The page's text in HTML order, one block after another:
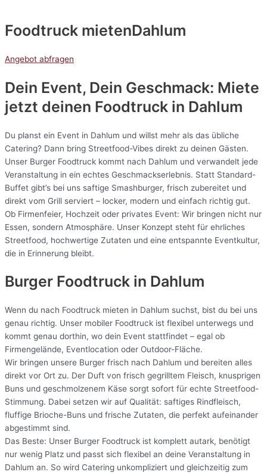
Foodtruck mietenDahlum
Angebot abfragen
Dein Event, Dein Geschmack: Miete
jetzt deinen Foodtruck in Dahlum
Du planst ein Event in Dahlum und willst mehr als das übliche
Catering? Dann bring Streetfood-Vibes direkt zu deinen Gästen.
Unser Burger Foodtruck kommt nach Dahlum und verwandelt jede
Veranstaltung in ein echtes Geschmackserlebnis. Statt Standard-
Buffet gibt’s bei uns saftige Smashburger, frisch zubereitet und
direkt vom Grill serviert – locker, modern und einfach richtig gut.
Ob Firmenfeier, Hochzeit oder privates Event: Wir bringen nicht nur
Essen, sondern Atmosphäre. Unser Konzept steht für ehrliches
Streetfood, hochwertige Zutaten und eine entspannte Eventkultur,
die in Erinnerung bleibt.
Burger Foodtruck in Dahlum
Wenn du nach Foodtruck mieten in Dahlum suchst, bist du bei uns
genau richtig. Unser mobiler Foodtruck ist flexibel unterwegs und
kommt genau dorthin, wo dein Event stattfindet – egal ob
Firmengelände, Eventlocation oder Outdoor-Fläche.
Wir bringen unsere Burger frisch nach Dahlum und bereiten alles
direkt vor Ort zu. Der Duft von frisch gegrilltem Fleisch, knusprigen
Buns und geschmolzenem Käse sorgt sofort für echte Streetfood-
Stimmung. Dabei setzen wir auf Qualität: saftiges Rindfleisch,
fluffige Brioche-Buns und frische Zutaten, die perfekt aufeinander
abgestimmt sind.
Das Beste: Unser Burger Foodtruck ist komplett autark, benötigt
nur wenig Platz und passt sich flexibel an deine Veranstaltung in
Dahlum an. So wird Catering unkompliziert und gleichzeitig zum